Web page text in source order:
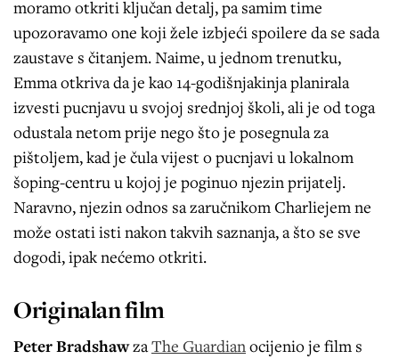
moramo otkriti ključan detalj, pa samim time
upozoravamo one koji žele izbjeći spoilere da se sada
zaustave s čitanjem. Naime, u jednom trenutku,
Emma otkriva da je kao 14-godišnjakinja planirala
izvesti pucnjavu u svojoj srednjoj školi, ali je od toga
odustala netom prije nego što je posegnula za
pištoljem, kad je čula vijest o pucnjavi u lokalnom
šoping-centru u kojoj je poginuo njezin prijatelj.
Naravno, njezin odnos sa zaručnikom Charliejem ne
može ostati isti nakon takvih saznanja, a što se sve
dogodi, ipak nećemo otkriti.
Originalan film
Peter BradshawzaThe Guardianocijenio je film s